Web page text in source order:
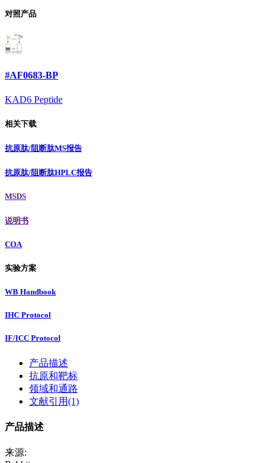
对照产品
#AF0683-BP
KAD6 Peptide
相关下载
抗原肽/阻断肽MS报告
抗原肽/阻断肽HPLC报告
MSDS
说明书
COA
实验方案
WB Handbook
IHC Protocol
IF/ICC Protocol
产品描述
抗原和靶标
领域和通路
文献引用(1)
产品描述
来源: